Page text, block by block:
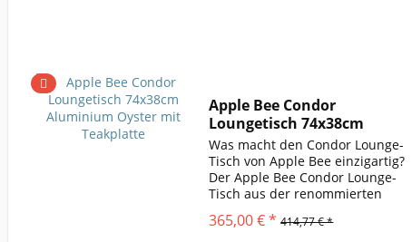
Apple Bee Condor
Loungetisch 74x38cm
Aluminium...
Was macht den Condor Lounge-
Tisch von Apple Bee einzigartig?
Der Apple Bee Condor Lounge-
Tisch aus der renommierten
Condor-Serie kombiniert edles
Design mit hoher Funktionalität
365,00 € * 414,77 € *